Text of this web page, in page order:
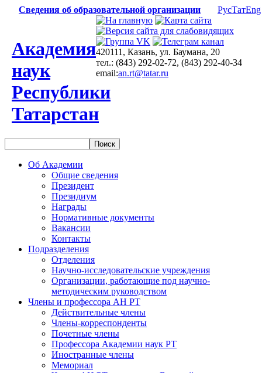
Сведения об образовательной организации РусТатEng
Академия
наук
Республики
Татарстан
420111, Казань, ул. Баумана, 20
тел.: (843) 292-02-72, (843) 292-40-34
email:an.rt@tatar.ru
Об Академии
Общие сведения
Президент
Президиум
Награды
Нормативные документы
Вакансии
Контакты
Подразделения
Отделения
Научно-исследовательские учреждения
Организации, работающие под научно-
методическим руководством
Члены и профессора АН РТ
Действительные члены
Члены-корреспонденты
Почетные члены
Профессора Академии наук РТ
Иностранные члены
Мемориал